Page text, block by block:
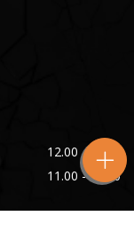
12.00 - 16.00
11.00 - 16.00
Privatlivspolitik |